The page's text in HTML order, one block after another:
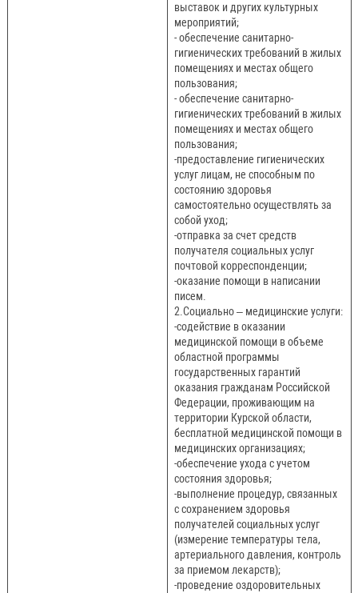
выставок и других культурных
мероприятий;
- обеспечение санитарно-
гигиенических требований в жилых
помещениях и местах общего
пользования;
- обеспечение санитарно-
гигиенических требований в жилых
помещениях и местах общего
пользования;
-предоставление гигиенических
услуг лицам, не способным по
состоянию здоровья
самостоятельно осуществлять за
собой уход;
-отправка за счет средств
получателя социальных услуг
почтовой корреспонденции;
-оказание помощи в написании
писем.
2.Социально – медицинские услуги:
-содействие в оказании
медицинской помощи в объеме
областной программы
государственных гарантий
оказания гражданам Российской
Федерации, проживающим на
территории Курской области,
бесплатной медицинской помощи в
медицинских организациях;
-обеспечение ухода с учетом
состояния здоровья;
-выполнение процедур, связанных
с сохранением здоровья
получателей социальных услуг
(измерение температуры тела,
артериального давления, контроль
за приемом лекарств);
-проведение оздоровительных